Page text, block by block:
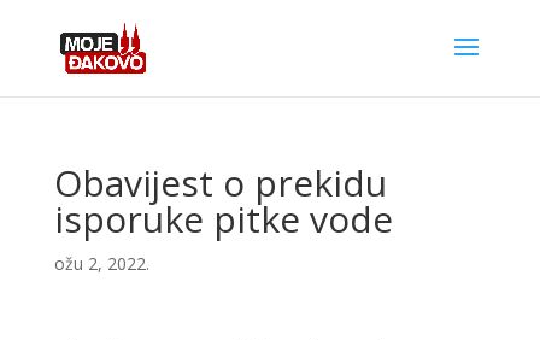
Obavijest o prekidu
isporuke pitke vode
ožu 2, 2022.